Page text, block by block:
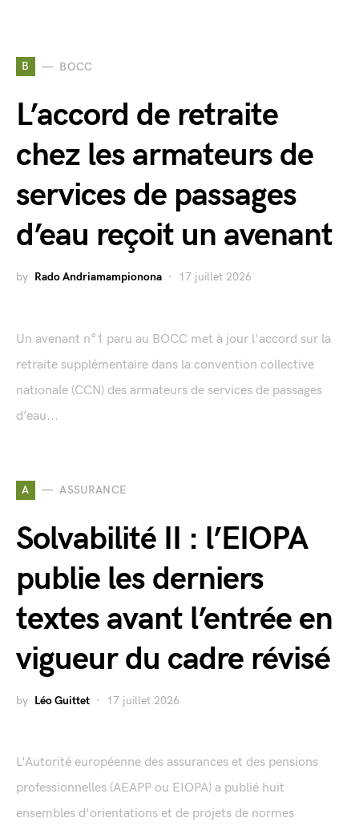
B BOCC
L’accord de retraite
chez les armateurs de
services de passages
d’eau reçoit un avenant
by Rado Andriamampionona 17 juillet 2026
Un avenant n°1 paru au BOCC met à jour l'accord sur la
retraite supplémentaire dans la convention collective
nationale (CCN) des armateurs de services de passages
d’eau...
A ASSURANCE
Solvabilité II : l’EIOPA
publie les derniers
textes avant l’entrée en
vigueur du cadre révisé
by Léo Guittet 17 juillet 2026
L'Autorité européenne des assurances et des pensions
professionnelles (AEAPP ou EIOPA) a publié huit
ensembles d'orientations et de projets de normes